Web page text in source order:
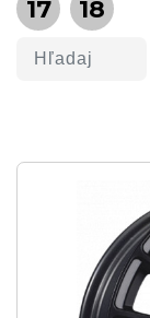
17 18